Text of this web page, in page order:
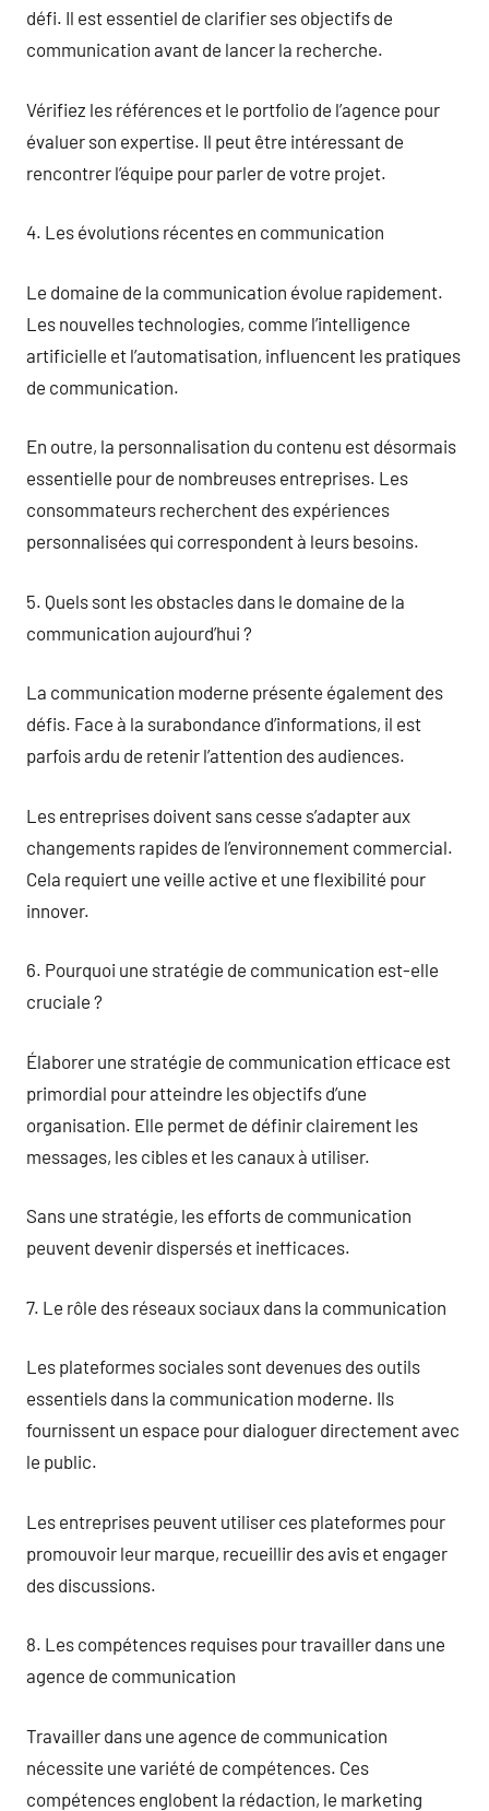
défi. Il est essentiel de clarifier ses objectifs de
communication avant de lancer la recherche.
Vérifiez les références et le portfolio de l’agence pour
évaluer son expertise. Il peut être intéressant de
rencontrer l’équipe pour parler de votre projet.
4. Les évolutions récentes en communication
Le domaine de la communication évolue rapidement.
Les nouvelles technologies, comme l’intelligence
artificielle et l’automatisation, influencent les pratiques
de communication.
En outre, la personnalisation du contenu est désormais
essentielle pour de nombreuses entreprises. Les
consommateurs recherchent des expériences
personnalisées qui correspondent à leurs besoins.
5. Quels sont les obstacles dans le domaine de la
communication aujourd’hui ?
La communication moderne présente également des
défis. Face à la surabondance d’informations, il est
parfois ardu de retenir l’attention des audiences.
Les entreprises doivent sans cesse s’adapter aux
changements rapides de l’environnement commercial.
Cela requiert une veille active et une flexibilité pour
innover.
6. Pourquoi une stratégie de communication est-elle
cruciale ?
Élaborer une stratégie de communication efficace est
primordial pour atteindre les objectifs d’une
organisation. Elle permet de définir clairement les
messages, les cibles et les canaux à utiliser.
Sans une stratégie, les efforts de communication
peuvent devenir dispersés et inefficaces.
7. Le rôle des réseaux sociaux dans la communication
Les plateformes sociales sont devenues des outils
essentiels dans la communication moderne. Ils
fournissent un espace pour dialoguer directement avec
le public.
Les entreprises peuvent utiliser ces plateformes pour
promouvoir leur marque, recueillir des avis et engager
des discussions.
8. Les compétences requises pour travailler dans une
agence de communication
Travailler dans une agence de communication
nécessite une variété de compétences. Ces
compétences englobent la rédaction, le marketing